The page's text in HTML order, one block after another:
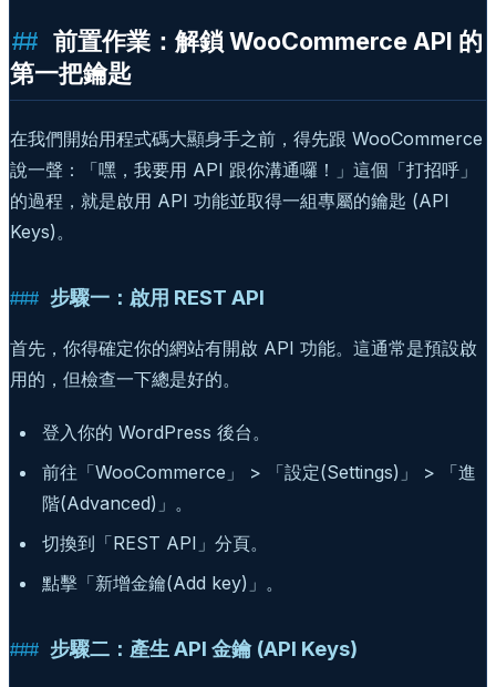
前置作業：解鎖 WooCommerce API 的
第一把鑰匙
在我們開始用程式碼大顯身手之前，得先跟 WooCommerce
說一聲：「嘿，我要用 API 跟你溝通囉！」這個「打招呼」
的過程，就是啟用 API 功能並取得一組專屬的鑰匙 (API
Keys)。
步驟一：啟用 REST API
首先，你得確定你的網站有開啟 API 功能。這通常是預設啟
用的，但檢查一下總是好的。
登入你的 WordPress 後台。
前往「WooCommerce」 > 「設定(Settings)」 > 「進
階(Advanced)」。
切換到「REST API」分頁。
點擊「新增金鑰(Add key)」。
步驟二：產生 API 金鑰 (API Keys)